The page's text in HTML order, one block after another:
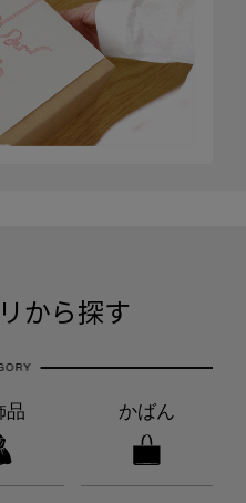
から探す
品 かばん